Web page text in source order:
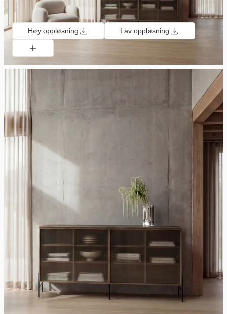
Høy oppløsning Lav oppløsning